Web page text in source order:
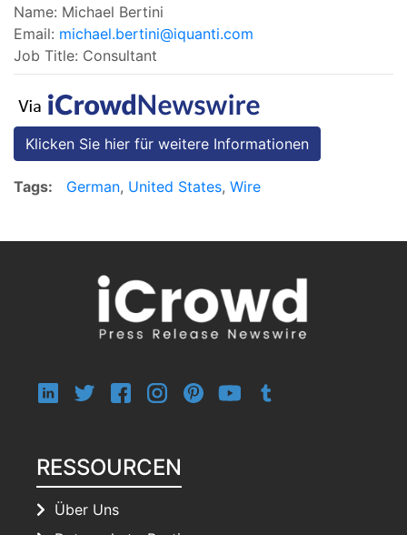
Name: Michael Bertini
Email: michael.bertini@iquanti.com
Job Title: Consultant
Klicken Sie hier für weitere Informationen
Tags: German, United States, Wire
RESSOURCEN
Über Uns